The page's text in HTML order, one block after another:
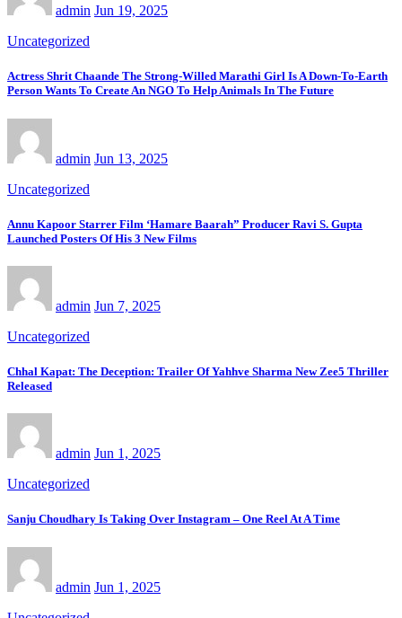
admin Jun 19, 2025
Uncategorized
Actress Shrit Chaande The Strong-Willed Marathi Girl Is A Down-To-Earth
Person Wants To Create An NGO To Help Animals In The Future
admin Jun 13, 2025
Uncategorized
Annu Kapoor Starrer Film ‘Hamare Baarah” Producer Ravi S. Gupta
Launched Posters Of His 3 New Films
admin Jun 7, 2025
Uncategorized
Chhal Kapat: The Deception: Trailer Of Yahhve Sharma New Zee5 Thriller
Released
admin Jun 1, 2025
Uncategorized
Sanju Choudhary Is Taking Over Instagram – One Reel At A Time
admin Jun 1, 2025